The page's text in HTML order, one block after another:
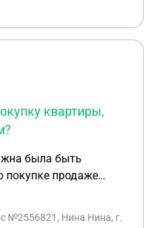
квартиры,
была быть
покупке продаже
девушка в
№2556821, Нина Нина, г.